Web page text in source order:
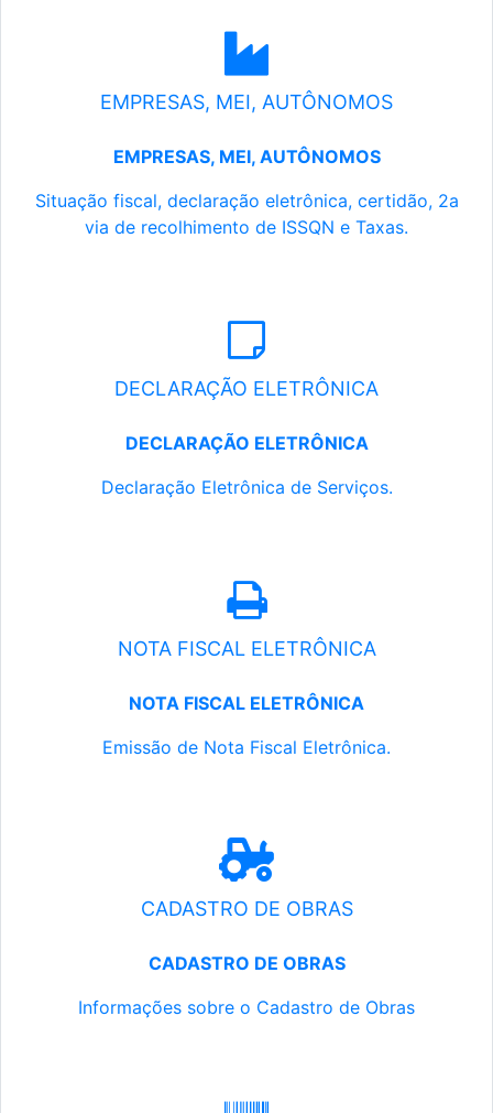
EMPRESAS, MEI, AUTÔNOMOS
EMPRESAS, MEI, AUTÔNOMOS
Situação fiscal, declaração eletrônica, certidão, 2a
via de recolhimento de ISSQN e Taxas.
DECLARAÇÃO ELETRÔNICA
DECLARAÇÃO ELETRÔNICA
Declaração Eletrônica de Serviços.
NOTA FISCAL ELETRÔNICA
NOTA FISCAL ELETRÔNICA
Emissão de Nota Fiscal Eletrônica.
CADASTRO DE OBRAS
CADASTRO DE OBRAS
Informações sobre o Cadastro de Obras